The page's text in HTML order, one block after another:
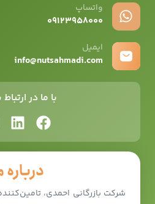
درباره
شرکت بازرگانی احمدی،
واتساپ
۰۹12۳۹۵۸۰۰۰
ایمیل
info@nutsahmadi.com
با ما در